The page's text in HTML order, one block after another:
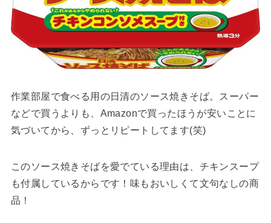
作業部屋で食べる用の日清のソース焼きそば。スーパー
などで買うよりも、Amazonで買ったほうが安いことに
気づいてから、ずっとリピートしてます(笑)
このソース焼きそばを愛でている理由は、チキンスープ
も付属しているからです！味もおいしくて文句なしの商
品！